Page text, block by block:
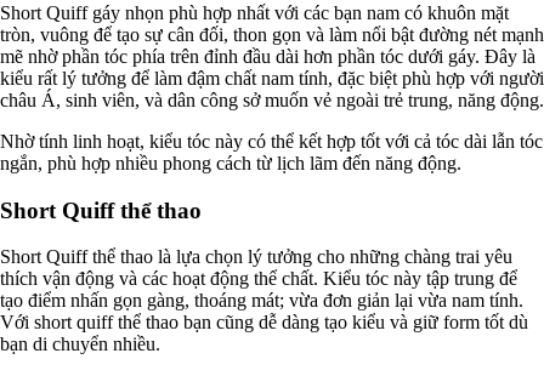
Short Quiff gáy nhọn phù hợp nhất với các bạn nam có khuôn mặt
tròn, vuông để tạo sự cân đối, thon gọn và làm nổi bật đường nét mạnh
mẽ nhờ phần tóc phía trên đỉnh đầu dài hơn phần tóc dưới gáy. Đây là
kiểu rất lý tưởng để làm đậm chất nam tính, đặc biệt phù hợp với người
châu Á, sinh viên, và dân công sở muốn vẻ ngoài trẻ trung, năng động.
Nhờ tính linh hoạt, kiểu tóc này có thể kết hợp tốt với cả tóc dài lẫn tóc
ngắn, phù hợp nhiều phong cách từ lịch lãm đến năng động.
Short Quiff thể thao
Short Quiff thể thao là lựa chọn lý tưởng cho những chàng trai yêu
thích vận động và các hoạt động thể chất. Kiểu tóc này tập trung để
tạo điểm nhấn gọn gàng, thoáng mát; vừa đơn giản lại vừa nam tính.
Với short quiff thể thao bạn cũng dễ dàng tạo kiểu và giữ form tốt dù
bạn di chuyển nhiều.